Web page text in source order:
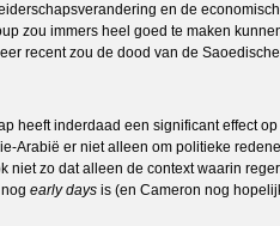
en de
zou immers heel goed te maken
recent zou de dood van de
inderdaad een significant effect
Arabië er niet alleen om politieke
zo dat alleen de context waarin
early days is (en Cameron nog